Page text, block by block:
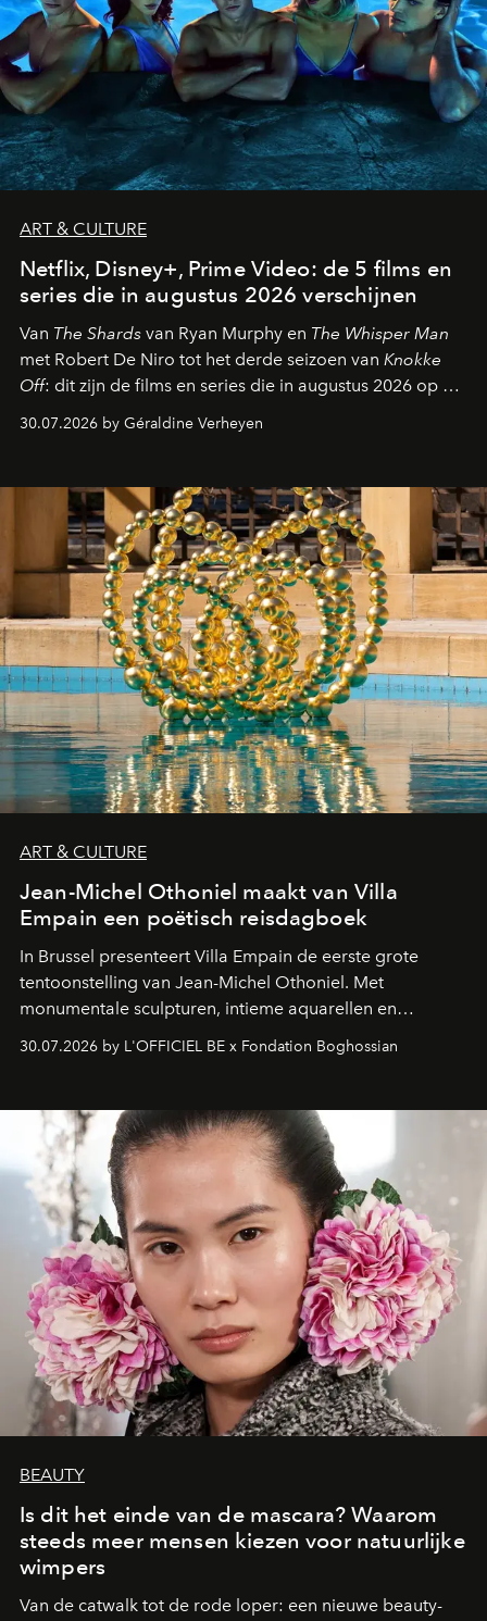
ART & CULTURE
Netflix, Disney+, Prime Video: de 5 films en
series die in augustus 2026 verschijnen
Van The Shards van Ryan Murphy en The Whisper Man
met Robert De Niro tot het derde seizoen van Knokke
Off: dit zijn de films en series die in augustus 2026 op de
streamingplatformen verschijnen.
30.07.2026 by Géraldine Verheyen
ART & CULTURE
Jean-Michel Othoniel maakt van Villa
Empain een poëtisch reisdagboek
In Brussel presenteert Villa Empain de eerste grote
tentoonstelling van Jean-Michel Othoniel. Met
monumentale sculpturen, intieme aquarellen en
fonkelend Murano-glas creëert de Franse kunstenaar
een emotionele reis waarin elk werk de herinnering
moment van verwondering.
30.07.2026 by L'OFFICIEL BE x Fondation Boghossian
BEAUTY
Is dit het einde van de mascara? Waarom
steeds meer mensen kiezen voor natuurlijke
wimpers
Van de catwalk tot de rode loper: een nieuwe beauty-